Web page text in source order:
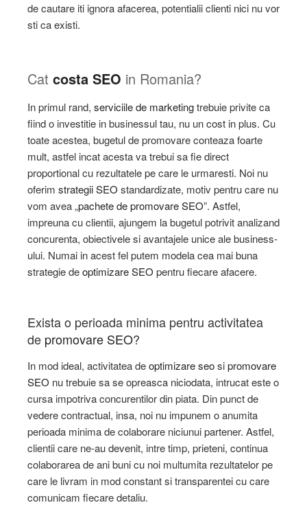
de cautare iti ignora afacerea, potentialii clienti nici nu vor
sti ca existi.
Cat costa SEO in Romania?
In primul rand, serviciile de marketingtrebuie privite ca
fiind o investitie in businessul tau, nu un cost in plus. Cu
toate acestea, bugetul de promovare conteaza foarte
mult, astfel incat acesta va trebui sa fie direct
proportional cu rezultatele pe care le urmaresti. Noi nu
oferim strategii SEO standardizate, motiv pentru care nu
vom avea „pachete de promovare SEO”. Astfel,
impreuna cu clientii, ajungem la bugetul potrivit analizand
concurenta, obiectivele si avantajele unice ale business-
ului. Numai in acest fel putem modela cea mai buna
strategie deoptimizare SEO pentru fiecare afacere.
Exista o perioada minima pentru activitatea
de promovare SEO?
In mod ideal, activitatea deoptimizare seosipromovare
SEO nu trebuie sa se opreasca niciodata, intrucat este o
cursa impotriva concurentilor din piata. Din punct de
vedere contractual, insa, noi nu impunem o anumita
perioada minima de colaborare niciunui partener. Astfel,
clientii care ne-au devenit, intre timp, prieteni, continua
colaborarea de ani buni cu noi multumita rezultatelor pe
care le livram in mod constant si transparentei cu care
comunicam fiecare detaliu.